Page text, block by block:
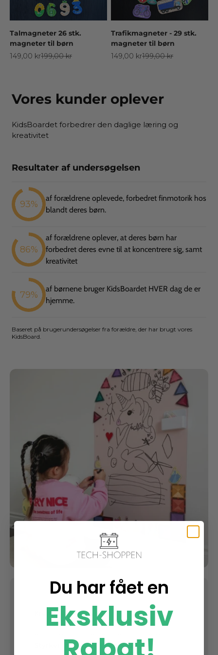
Talmagneter 26 stk.
magneter til børn
Salgspris
149,00 krNormalpris
199,00 kr
Trafikmagneter - 29 stk.
magneter til børn
Salgspris
149,00 krNormalpris
199,00 kr
Vores kunder oplever
KidsBoardet forbedrer den daglige læring og
kreativitet
Resultater af undersøgelsen
93%
af forældrene oplevede, forbedret finmotorik hos
blandt deres børn.
86%
af forældrene oplever, at deres børn har
forbedret deres evne til at koncentrere sig, samt
kreativitet
79%
af børnene bruger KidsBoardet HVER dag de er
hjemme.
Baseret på brugerundersøgelser fra forældre, der har brugt vores
KidsBoard.
Kreativ leg og læring
– Giv børn mulighed for
at udfolde sig kreativt ved at tegne, skrive og
Styrker motoriske færdigheder –
Du har fået en
Eksklusiv